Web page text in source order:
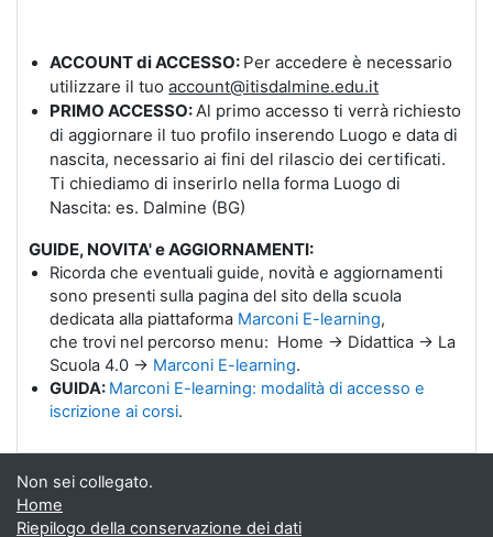
ACCOUNT di ACCESSO: Per accedere è necessario
utilizzare il tuoaccount@itisdalmine.edu.it
PRIMO ACCESSO:Al primo accesso ti verrà richiesto
di aggiornare il tuo profilo inserendo Luogo e data di
nascita, necessario ai fini del rilascio dei certificati.
Ti chiediamo di inserirlo nella forma Luogo di
Nascita: es. Dalmine (BG)
GUIDE, NOVITA' e AGGIORNAMENTI:
Ricorda che eventuali guide, novità e aggiornamenti
sono presenti sulla pagina del sito della scuola
dedicata alla piattaforma Marconi E-learning,
che trovi nel percorso menu: Home -> Didattica -> La
Scuola 4.0 -> Marconi E-learning.
GUIDA: Marconi E-learning: modalità di accesso e
iscrizione ai corsi.
Non sei collegato.
Home
Riepilogo della conservazione dei dati